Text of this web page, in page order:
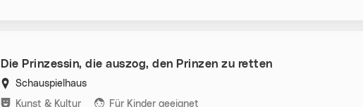
Die Prinzessin, die auszog, den Prinzen zu retten
Schauspielhaus
Kategorien:
Kunst & Kultur Für Kinder geeignet